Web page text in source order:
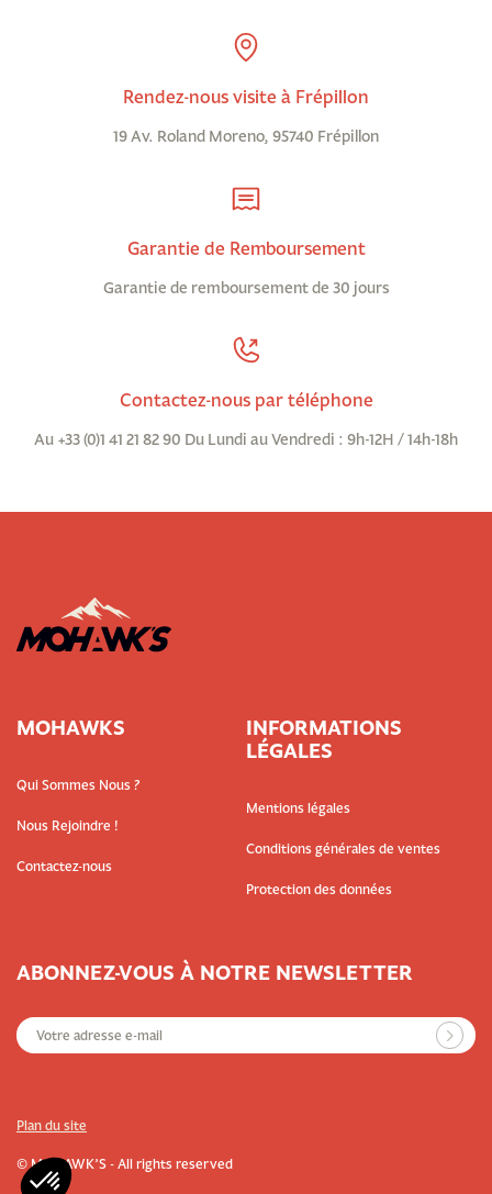
Rendez-nous visite à Frépillon
19 Av. Roland Moreno, 95740 Frépillon
Garantie de Remboursement
Garantie de remboursement de 30 jours
Contactez-nous par téléphone
Au +33 (0)1 41 21 82 90 Du Lundi au Vendredi : 9h-12H / 14h-18h
MOHAWKS
Qui Sommes Nous ?
Nous Rejoindre !
Contactez-nous
INFORMATIONS
LÉGALES
Mentions légales
Conditions générales de ventes
Protection des données
ABONNEZ-VOUS À NOTRE NEWSLETTER
© MOHAWK’S - All rights reserved
Plan du site